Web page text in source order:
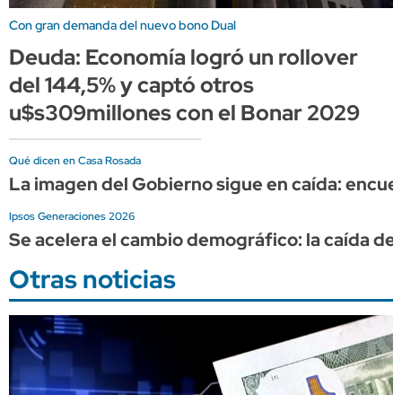
Con gran demanda del nuevo bono Dual
Deuda: Economía logró un rollover
del 144,5% y captó otros
u$s309millones con el Bonar 2029
Qué dicen en Casa Rosada
La imagen del Gobierno sigue en caída:
Ipsos Generaciones 2026
Se acelera el cambio demográfico: la caída
Otras noticias